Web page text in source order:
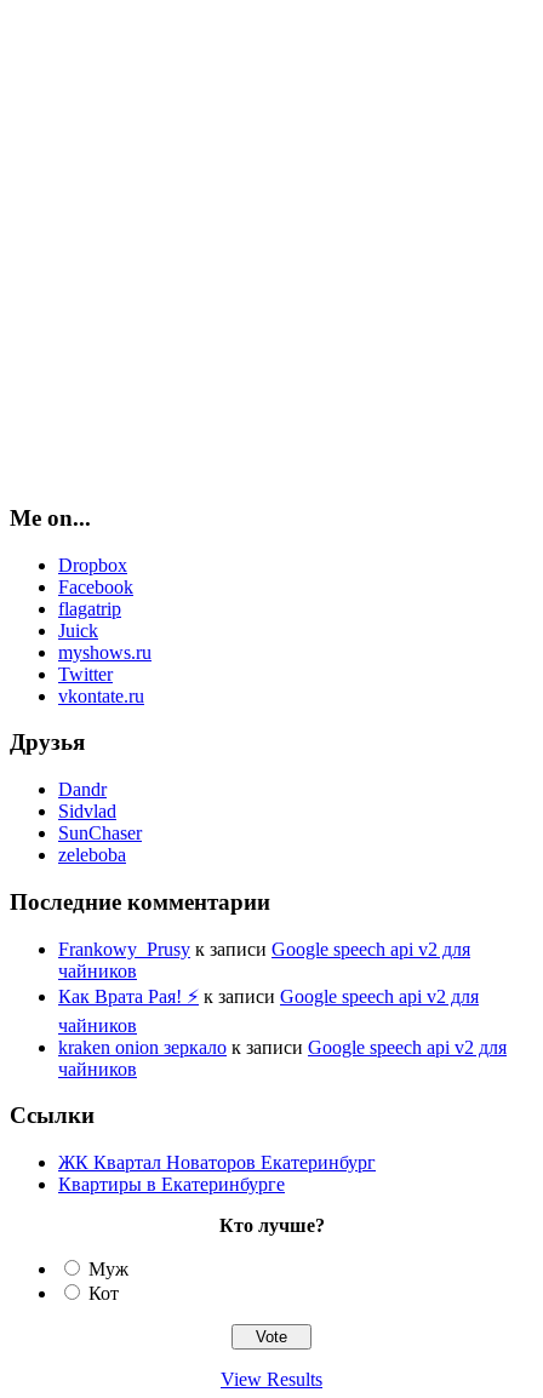
Me on...
Dropbox
Facebook
flagatrip
Juick
myshows.ru
Twitter
vkontate.ru
Друзья
Dandr
Sidvlad
SunChaser
zeleboba
Последние комментарии
Frankowy_Prusy к записи Google speech api v2 для
чайников
Как Врата Рая! ⚡ к записи Google speech api v2 для
чайников
kraken onion зеркало к записи Google speech api v2 для
чайников
Ссылки
ЖК Квартал Новаторов Екатеринбург
Квартиры в Екатеринбурге
Кто лучше?
Муж
Кот
View Results